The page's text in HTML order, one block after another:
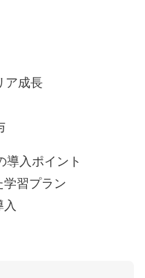
ア成長
導入ポイント
学習プラン